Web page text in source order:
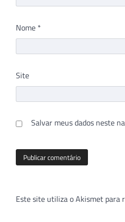
Nome *
Site
Salvar meus dados neste
Este site utiliza o Akismet para